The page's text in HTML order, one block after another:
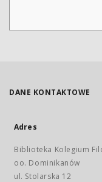
DANE KONTAKTOWE
Adres
Biblioteka Kolegium
oo. Dominikanów
ul. Stolarska 12